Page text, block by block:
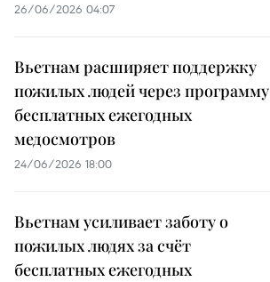
26/06/2026 04:07
Вьетнам расширяет поддержку
пожилых людей через программу
бесплатных ежегодных
медосмотров
24/06/2026 18:00
Вьетнам усиливает заботу о
пожилых людях за счёт
бесплатных ежегодных